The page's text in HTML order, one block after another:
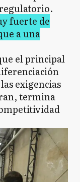
fuerte de
a una
el principal
exigencias
termina